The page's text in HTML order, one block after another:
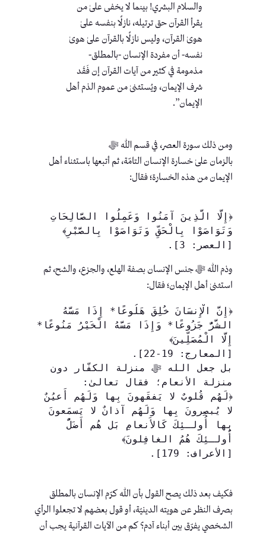
والسلام البشري! بينما لا يخفى علىٰ من
يقرأ القرآن حق ترتيله، نازلًا بنفسه علىٰ
هوىٰ القرآن، وليس نازلًا بالقرآن علىٰ هوىٰ
نفسه- أن مفردة الإنسان -بالمطلق-
مذمومة في كثير من آيات القرآن إن فَقَد
شرف الإيمان، ويُستثنىٰ من عموم الذم أهل
الإيمان”.
ومن ذلك سورة العصر، في قسم الله ﷻ
بالزمان علىٰ خسارة الإنسان التامّة، ثم أتبعها باستثناء أهل
الإيمان من هذه الخسارة؛ فقال:
[العصر: 3].
وذم الله ﷻ جنس الإنسان بصفة الهلع، والجزع، والشح، ثم
استثنىٰ أهل الإيمان؛ فقال:
إِلَّا الْمُصَلِّينَ﴾
[المعارج: 19-22].
منزلة الأنعام؛ فقال تعالىٰ:
﴿لَهُم قُلوبٌ لا يَفقَهونَ بِها وَلَهُم أَعيُنٌ
أُولـئِكَ هُمُ الغافِلونَ﴾
[الأعراف: 179].
فكيف بعد ذلك يصح القول بأن الله كرّم الإنسان بالمطلق
بصرف النظر عن هويته الدينيّة، أو قول بعضهم لا تجعلوا الرأي
الشخصي يفرّق بين أبناء آدم؟ كم من الآيات القرآنية يجب أن